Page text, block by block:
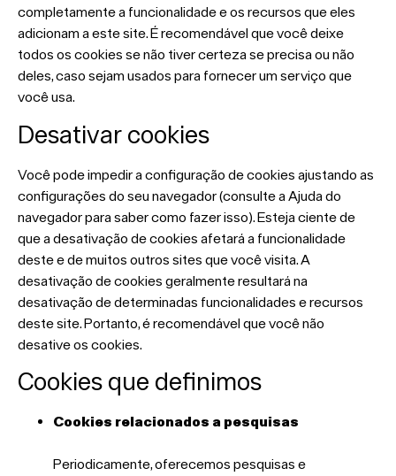
completamente a funcionalidade e os recursos que eles
adicionam a este site. É recomendável que você deixe
todos os cookies se não tiver certeza se precisa ou não
deles, caso sejam usados ​​para fornecer um serviço que
você usa.
Desativar cookies
Você pode impedir a configuração de cookies ajustando as
configurações do seu navegador (consulte a Ajuda do
navegador para saber como fazer isso). Esteja ciente de
que a desativação de cookies afetará a funcionalidade
deste e de muitos outros sites que você visita. A
desativação de cookies geralmente resultará na
desativação de determinadas funcionalidades e recursos
deste site. Portanto, é recomendável que você não
desative os cookies.
Cookies que definimos
Cookies relacionados a pesquisas
Periodicamente, oferecemos pesquisas e